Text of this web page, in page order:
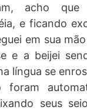
acho que
e ficando
em sua
e a beijei
língua se
foram
seus